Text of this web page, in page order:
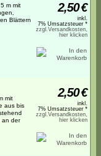
m mit
Blättern
2,50€
inkl.
7% Umsatzsteuer *
zzgl.Versandkosten,
hier klicken
mit
aus bis
an der
2,50€
inkl.
7% Umsatzsteuer *
zzgl.Versandkosten,
hier klicken